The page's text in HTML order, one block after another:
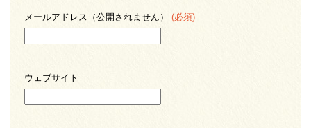
メールアドレス（公開されません） (必須)
ウェブサイト